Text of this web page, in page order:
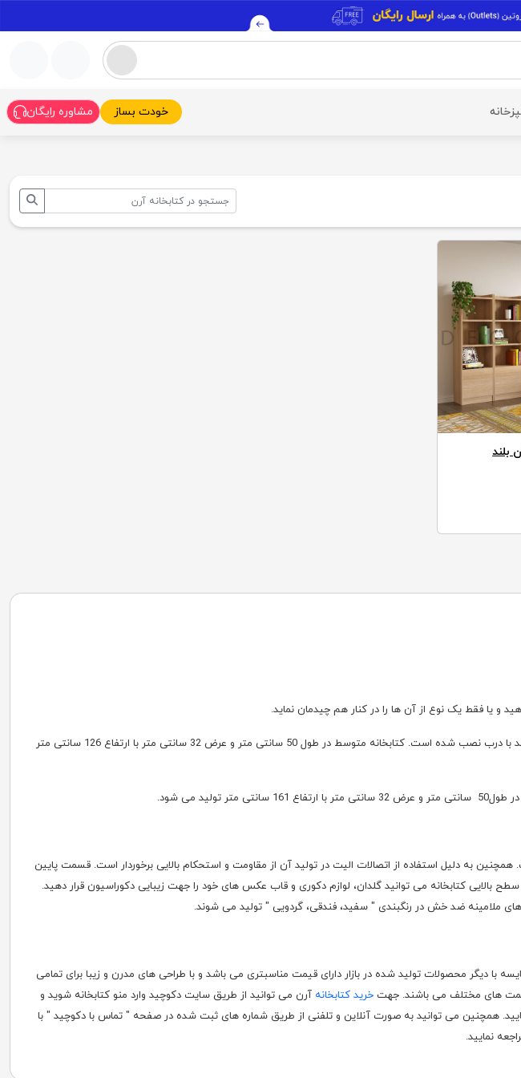
خودت بساز مشاوره رایگان
بلند
و یا فقط یک نوع از آن ها را در کنار هم چیدمان نماید.
این کتابخانه دارای 2 طبقه می باشد که در قسمت پایین آن برای گذاشتن زونکن و لوازم دیگر یک کمد با درب نصب شده است. کتابخانه متوسط در طول 50 سانتی متر و عرض 32 سانتی متر با ارتفاع 126 سانتی متر
به دلیل استفاده از اتصالات الیت در تولید آن از مقاومت و استحکام بالایی برخوردار است. قسمت پایین
بالایی کتابخانه می توانید گلدان، لوازم دکوری و قاب عکس های خود را جهت زیبایی دکوراسیون قرار دهید.
ملامینه ضد خش در رنگبندی " سفید، فندقی، گردویی " تولید می شوند.
با دیگر محصولات تولید شده در بازار دارای قیمت مناسبتری می باشد و با طراحی های مدرن و زیبا برای تمامی
قیمت های مختلف می باشند. جهت خرید کتابخانه آرن می توانید از طریق سایت دکوچید وارد منو کتابخانه شوید و
همچنین می توانید به صورت آنلاین و تلفنی از طریق شماره های ثبت شده در صفحه " تماس با دکوچید " با
نمایید.